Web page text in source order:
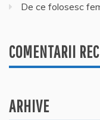
De ce folosesc
COMENTARII
ARHIVE